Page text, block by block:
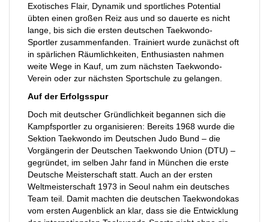
Exotisches Flair, Dynamik und sportliches Potential
übten einen großen Reiz aus und so dauerte es nicht
lange, bis sich die ersten deutschen Taekwondo-
Sportler zusammenfanden. Trainiert wurde zunächst oft
in spärlichen Räumlichkeiten, Enthusiasten nahmen
weite Wege in Kauf, um zum nächsten Taekwondo-
Verein oder zur nächsten Sportschule zu gelangen.
Auf der Erfolgsspur
Doch mit deutscher Gründlichkeit begannen sich die
Kampfsportler zu organisieren: Bereits 1968 wurde die
Sektion Taekwondo im Deutschen Judo Bund – die
Vorgängerin der Deutschen Taekwondo Union (DTU) –
gegründet, im selben Jahr fand in München die erste
Deutsche Meisterschaft statt. Auch an der ersten
Weltmeisterschaft 1973 in Seoul nahm ein deutsches
Team teil. Damit machten die deutschen Taekwondokas
vom ersten Augenblick an klar, dass sie die Entwicklung